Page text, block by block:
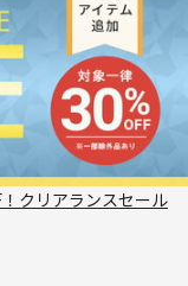
クリアランスセール